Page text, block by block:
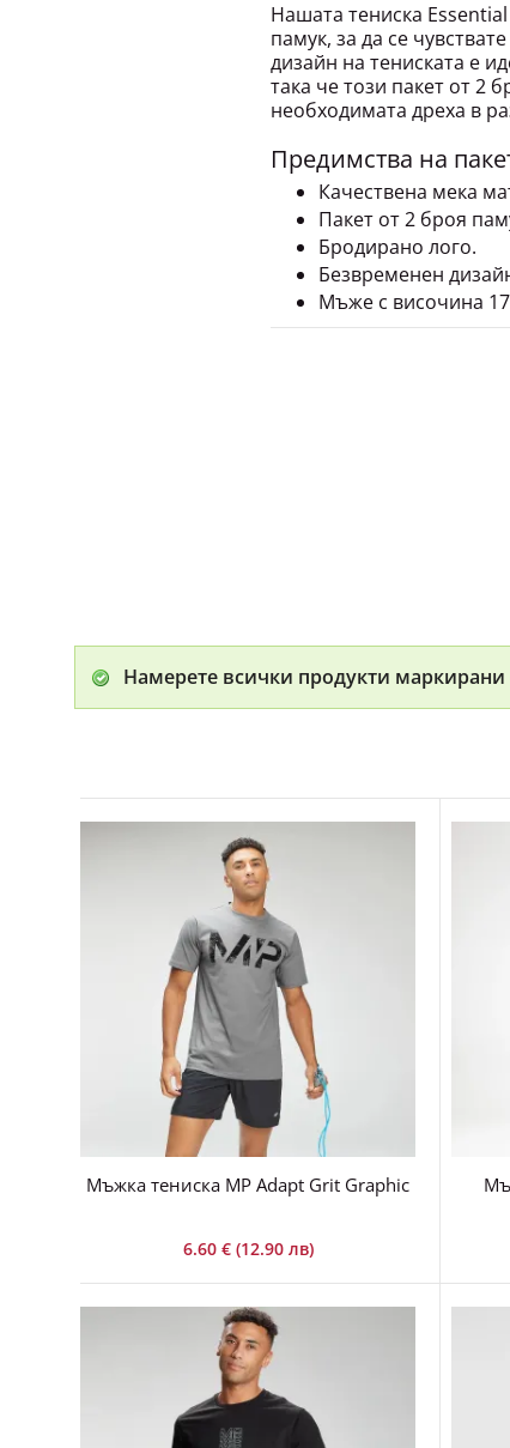
Нашата тениска
памук, за да се
дизайн на тениската е
така че този пакет от 2
необходимата дреха в
Предимства на
Качествена мека
Пакет от 2 броя
Бродирано лого.
Безвременен
Мъже с височина
Намерете всички продукти маркирани
Мъжка тениска MP Adapt Grit Graphic
6.60 € (12.90 лв)